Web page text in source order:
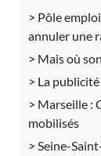
Pôle
annuler une
Mais où
La
Marseille :
mobilisés
Seine-